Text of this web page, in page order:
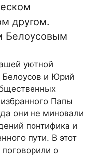
другом.
Белоусовым
уютной
Белоусов и Юрий
Папы
они не миновали
понтифика и
пути. В этот
о